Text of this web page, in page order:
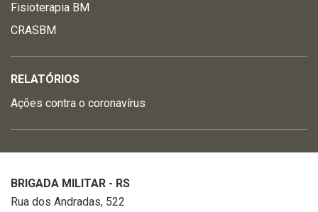
Fisioterapia BM
CRASBM
RELATÓRIOS
Ações contra o coronavírus
BRIGADA MILITAR - RS
Rua dos Andradas, 522